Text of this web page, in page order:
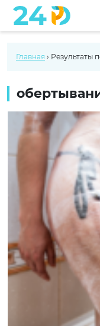
Главная › Результаты